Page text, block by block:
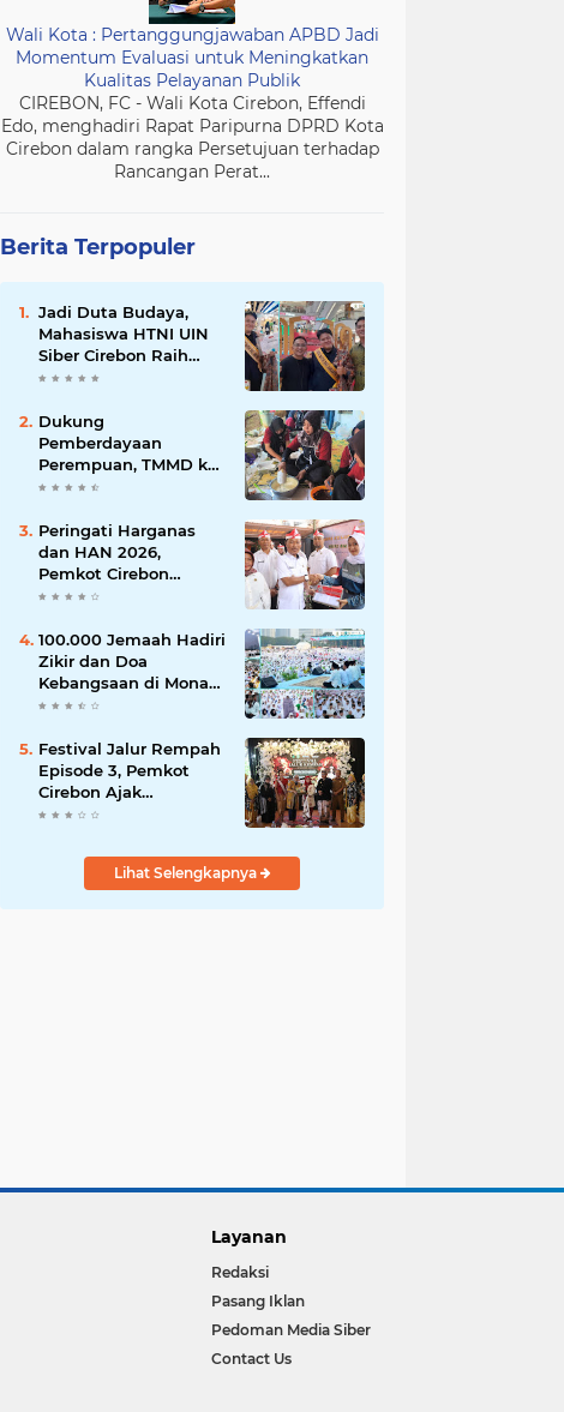
Wali Kota : Pertanggungjawaban APBD Jadi
Momentum Evaluasi untuk Meningkatkan
Kualitas Pelayanan Publik
CIREBON, FC - Wali Kota Cirebon, Effendi
Edo, menghadiri Rapat Paripurna DPRD Kota
Cirebon dalam rangka Persetujuan terhadap
Rancangan Perat...
Berita Terpopuler
Jadi Duta Budaya,
Mahasiswa HTNI UIN
Siber Cirebon Raih
Juara 1 Duta Batik DKI
Dukung
Pemberdayaan
Perempuan, TMMD ke-
129 Kodim 0620/Kab.
Tata Boga
Peringati Harganas
dan HAN 2026,
Pemkot Cirebon
Perkuat Komitmen
Anak
100.000 Jemaah Hadiri
Zikir dan Doa
Kebangsaan di Monas,
Wujud Syukur atas
Festival Jalur Rempah
Episode 3, Pemkot
Cirebon Ajak
Masyarakat Lestarikan
Warisan Budaya
Bernilai EkonomiLihat Selengkapnya
Layanan
Redaksi
Pasang Iklan
Pedoman Media Siber
Contact Us